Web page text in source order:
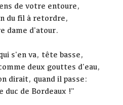
de votre entoure,
du fil à retordre,
dame d'atour.
s'en va, tête basse,
deux gouttes d'eau,
dirait, quand il passe:
duc de Bordeaux !"